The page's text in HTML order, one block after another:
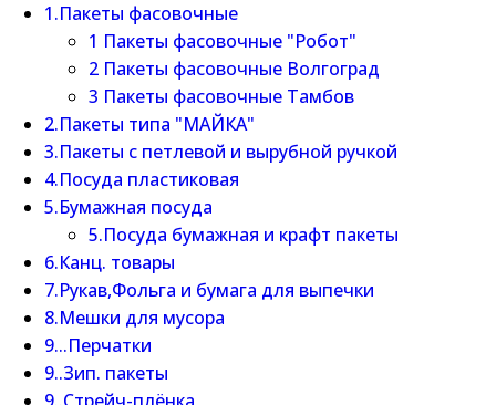
1.Пакеты фасовочные
1 Пакеты фасовочные "Робот"
2 Пакеты фасовочные Волгоград
3 Пакеты фасовочные Тамбов
2.Пакеты типа "МАЙКА"
3.Пакеты с петлевой и вырубной ручкой
4.Посуда пластиковая
5.Бумажная посуда
5.Посуда бумажная и крафт пакеты
6.Канц. товары
7.Рукав,Фольга и бумага для выпечки
8.Мешки для мусора
9...Перчатки
9..Зип. пакеты